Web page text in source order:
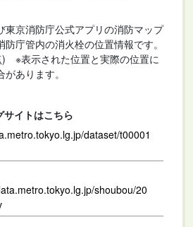
東京消防庁公式アプリの消防マップ
庁管内の消火栓の位置情報です。
) ※表示された位置と実際の位置に
あります。
イトはこちら
dataset/t00001
shoubou/20